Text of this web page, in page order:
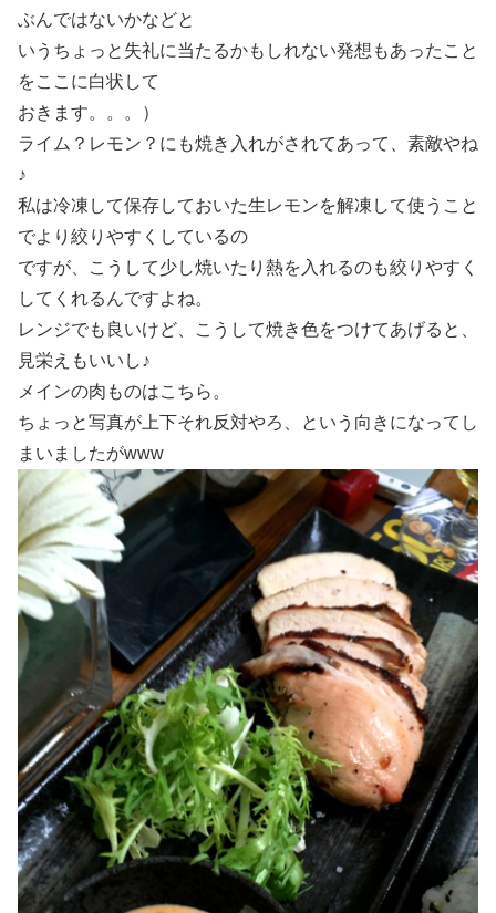
ぶんではないかなどと
いうちょっと失礼に当たるかもしれない発想もあったこと
をここに白状して
おきます。。。）
ライム？レモン？にも焼き入れがされてあって、素敵やね
♪
私は冷凍して保存しておいた生レモンを解凍して使うこと
でより絞りやすくしているの
ですが、こうして少し焼いたり熱を入れるのも絞りやすく
してくれるんですよね。
レンジでも良いけど、こうして焼き色をつけてあげると、
見栄えもいいし♪
メインの肉ものはこちら。
ちょっと写真が上下それ反対やろ、という向きになってし
まいましたがwww